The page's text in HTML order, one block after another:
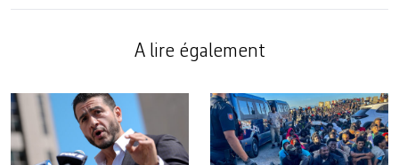
A lire également